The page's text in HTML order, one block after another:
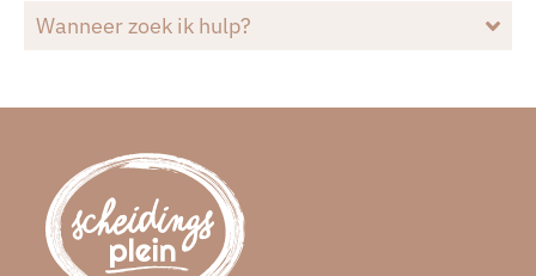
Wanneer zoek ik hulp?